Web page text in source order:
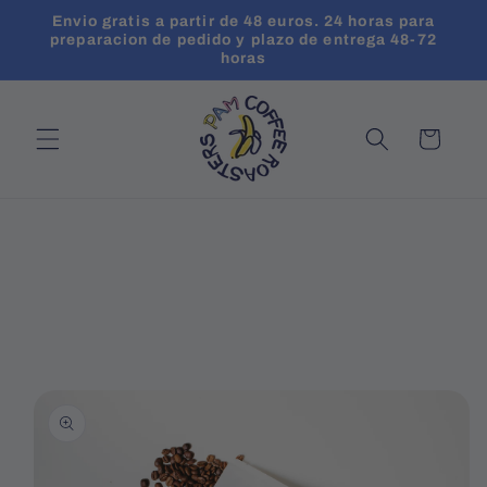
directamente
al contenido
Envio gratis a partir de 48 euros. 24 horas para
preparacion de pedido y plazo de entrega 48-72
horas
Carrito